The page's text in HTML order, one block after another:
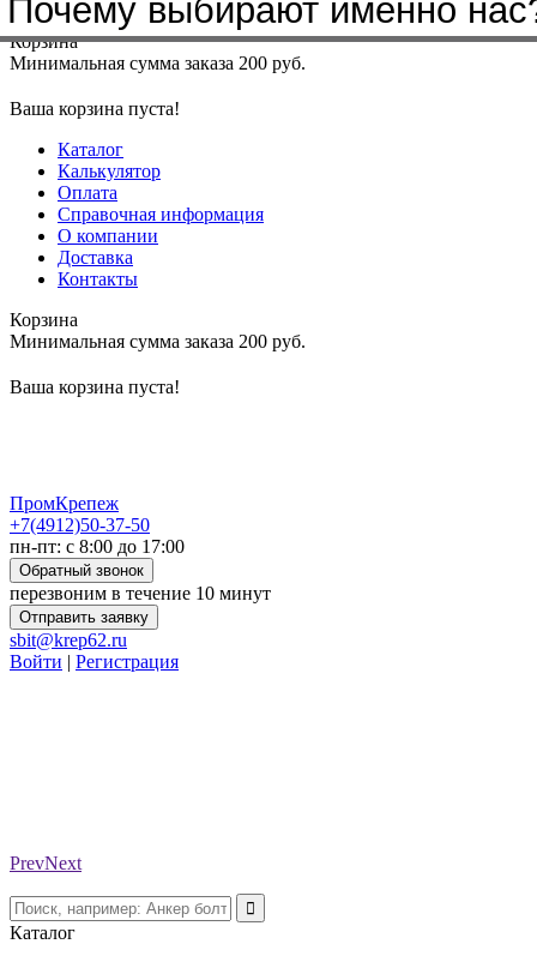
Меню+7(4912)50-37-50sbit@krep62.ru
Корзина
Минимальная сумма заказа 200 руб.
Ваша корзина пуста!
Каталог
Калькулятор
Оплата
Справочная информация
О компании
Доставка
Контакты
Корзина
Минимальная сумма заказа 200 руб.
Ваша корзина пуста!
ПромКрепеж
+7(4912)50-37-50
пн-пт: с 8:00 до 17:00
Обратный звонок
перезвоним в течение 10 минут
Отправить заявку
sbit@krep62.ru
Войти | Регистрация
PrevNext
Каталог
Почему выбирают именно